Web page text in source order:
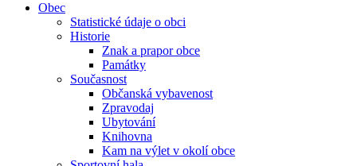
Obec
Statistické údaje o obci
Historie
Znak a prapor obce
Památky
Současnost
Občanská vybavenost
Zpravodaj
Ubytování
Knihovna
Kam na výlet v okolí obce